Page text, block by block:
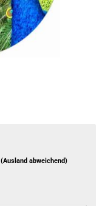
(Ausland abweichend)